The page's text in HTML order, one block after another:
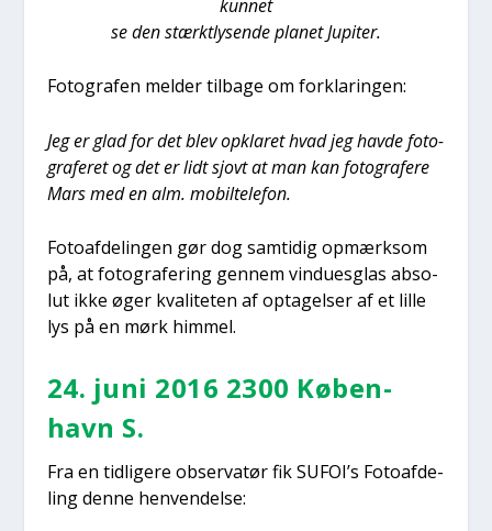
kun­net
se den stærkt­ly­sen­de pla­net Jupi­ter.
Foto­gra­fen mel­der til­ba­ge om for­kla­rin­gen:
Jeg er glad for det blev opkla­ret hvad jeg hav­de foto­
gra­fe­ret og det er lidt sjovt at man kan foto­gra­fe­re
Mars med en alm. mobil­te­le­fon.
Foto­af­de­lin­gen gør dog sam­ti­dig opmærk­som
på, at foto­gra­fe­ring gen­nem vin­du­es­glas abso­
lut ikke øger kva­li­te­ten af opta­gel­ser af et lil­le
lys på en mørk him­mel.
24. juni 2016 2300 Køben­
havn S.
Fra en tid­li­ge­re obser­va­tør fik SUFOI’s Foto­af­de­
ling den­ne hen­ven­del­se: